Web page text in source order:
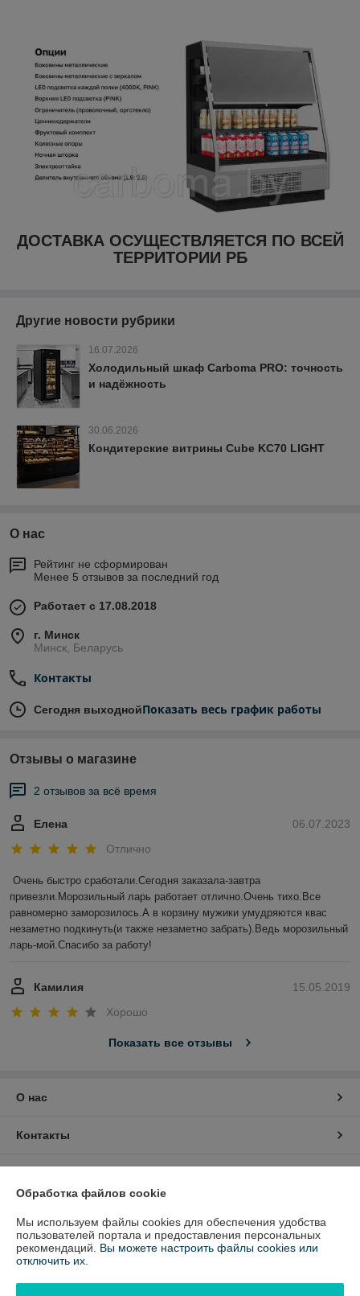
ДОСТАВКА ОСУЩЕСТВЛЯЕТСЯ ПО ВСЕЙ
ТЕРРИТОРИИ РБ
Другие новости рубрики
16.07.2026
Холодильный шкаф Carboma PRO: точность
и надёжность
30.06.2026
Кондитерские витрины Cube KC70 LIGHT
О нас
Рейтинг не сформирован
Менее 5 отзывов за последний год
Работает с 17.08.2018
г. Минск
Минск, Беларусь
Контакты
Сегодня выходнойПоказать весь график работы
Отзывы о магазине
2 отзывов за всё время
06.07.2023
Елена
Отлично
Очень быстро сработали.Сегодня заказала-завтра
привезли.Морозильный ларь работает отлично.Очень тихо.Все
равномерно заморозилось.А в корзину мужики умудряются квас
незаметно подкинуть(и также незаметно забрать).Ведь морозильный
ларь-мой.Спасибо за работу!
15.05.2019
Камилия
Хорошо
Показать все отзывы
О нас
Контакты
Полная версия сайта
Политика обработки cookies
Обработка файлов cookie
Мы используем файлы cookies для обеспечения удобства
пользователей портала и предоставления персональных
рекомендаций. Вы можете настроить файлы cookies или
отключить их.